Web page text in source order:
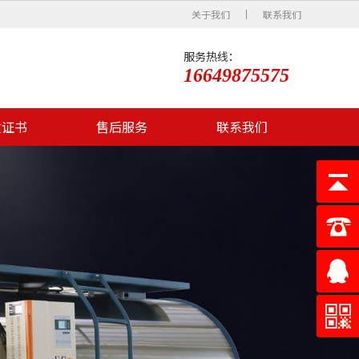
关于我们 联系我们
服务热线：
16649875575
书 售后服务 联系我们